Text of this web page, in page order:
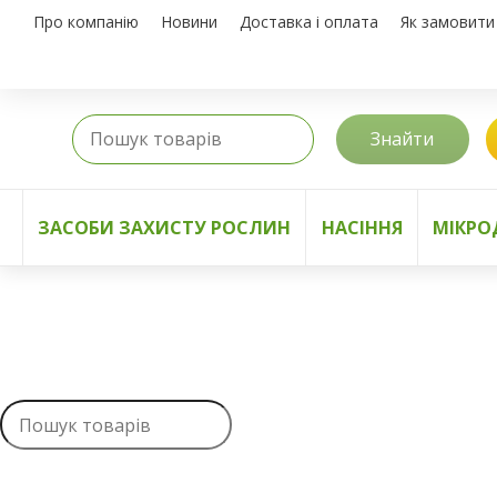
Про компанію Новини Доставка і оплата Як замовити
Знайти
ЗАСОБИ ЗАХИСТУ РОСЛИН НАСІННЯ